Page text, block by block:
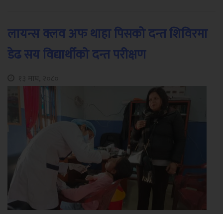
लायन्स क्लव अफ थाहा पिसको दन्त शिविरमा
डेढ सय विद्यार्थीको दन्त परीक्षण